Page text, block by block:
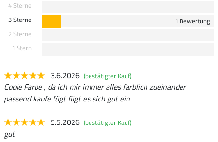
4 Sterne
3 Sterne
1 Bewertung
2 Sterne
1 Stern
3.6.2026 (bestätigter Kauf)
Coole Farbe , da ich mir immer alles farblich zueinander
passend kaufe fügt fügt es sich gut ein.
5.5.2026 (bestätigter Kauf)
gut